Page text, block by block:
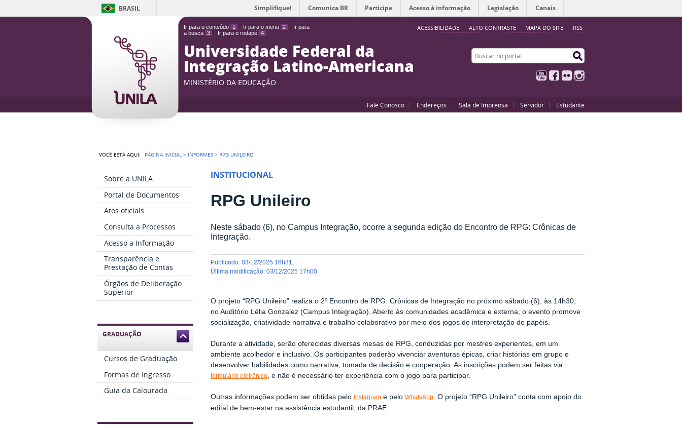
Ir para o conteúdo 1 Ir para o menu 2
Ir para
a busca 3 Ir para o rodapé 4
ACESSIBILIDADE ALTO CONTRASTE MAPA DO SITE RSS
BRASIL Simplifique! Comunica BR Participe Acesso à informação Legislação Canais
Universidade Federal da
Integração Latino-Americana
MINISTÉRIO DA EDUCAÇÃO
Buscar no portal
YouTubeFacebook
Flickr
Fale Conosco Endereços Sala de Imprensa Servidor Estudante
VOCÊ ESTÁ AQUI: PÁGINA INICIAL > INFORMES > RPG UNILEIRO
Sobre a UNILA
Portal de Documentos
Atos oficiais
Consulta a Processos
Acesso a Informação
Transparência e
Prestação de Contas
Órgãos de Deliberação
Superior
GRADUAÇÃO
Cursos de Graduação
Formas de Ingresso
Guia da Calourada
INSTITUCIONAL
RPG Unileiro
Neste sábado (6), no Campus Integração, ocorre a segunda edição do Encontro de RPG: Crônicas de
Integração.
publicado:03/12/2025 16h31
última modificação:03/12/2025 17h00
O projeto “RPG Unileiro” realiza o 2º Encontro de RPG: Crônicas de Integração no próximo sábado (6), às 14h30,
no Auditório Lélia Gonzalez (Campus Integração). Aberto às comunidades acadêmica e externa, o evento promove
socialização, criatividade narrativa e trabalho colaborativo por meio dos jogos de interpretação de papéis.
Durante a atividade, serão oferecidas diversas mesas de RPG, conduzidas por mestres experientes, em um
ambiente acolhedor e inclusivo. Os participantes poderão vivenciar aventuras épicas, criar histórias em grupo e
desenvolver habilidades como narrativa, tomada de decisão e cooperação. As inscrições podem ser feitas via
formulário eletrônico , e não é necessário ter experiência com o jogo para participar.
Outras informações podem ser obtidas pelo Instagram e peloWhatsApp. O projeto “RPG Unileiro” conta com apoio do
edital de bem-estar na assistência estudantil, da PRAE.